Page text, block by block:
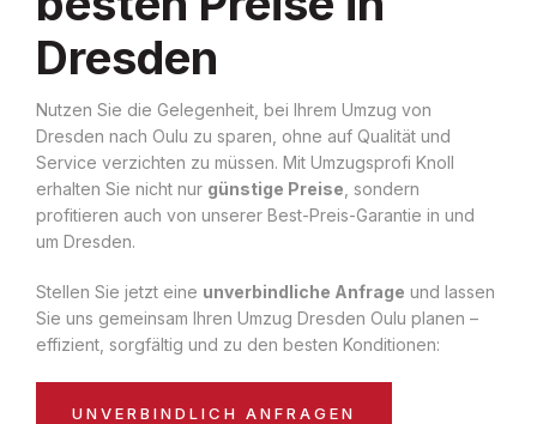
Dresden
Nutzen Sie die Gelegenheit, bei Ihrem Umzug von
Dresden nach Oulu zu sparen, ohne auf Qualität und
Service verzichten zu müssen. Mit Umzugsprofi Knoll
erhalten Sie nicht nur günstige Preise , sondern
profitieren auch von unserer Best-Preis-Garantie in und
um Dresden.
Stellen Sie jetzt eine unverbindliche Anfrage und lassen
Sie uns gemeinsam Ihren Umzug Dresden Oulu planen –
effizient, sorgfältig und zu den besten Konditionen:
UNVERBINDLICH ANFRAGEN